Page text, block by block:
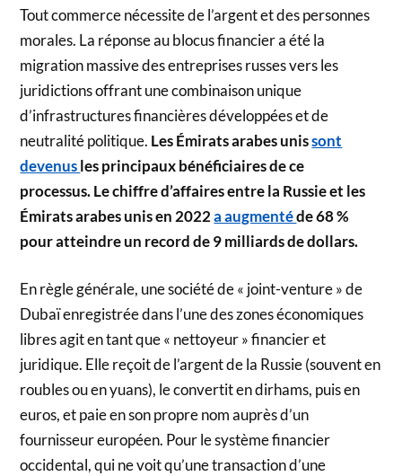
Tout commerce nécessite de l’argent et des personnes
morales. La réponse au blocus financier a été la
migration massive des entreprises russes vers les
juridictions offrant une combinaison unique
d’infrastructures financières développées et de
neutralité politique. Les Émirats arabes unissont
devenusles principaux bénéficiaires de ce
processus. Le chiffre d’affaires entre la Russie et les
Émirats arabes unis en 2022a augmentéde 68 %
pour atteindre un record de 9 milliards de dollars.
En règle générale, une société de « joint-venture » de
Dubaï enregistrée dans l’une des zones économiques
libres agit en tant que « nettoyeur » financier et
juridique. Elle reçoit de l’argent de la Russie (souvent en
roubles ou en yuans), le convertit en dirhams, puis en
euros, et paie en son propre nom auprès d’un
fournisseur européen. Pour le système financier
occidental, qui ne voit qu’une transaction d’une